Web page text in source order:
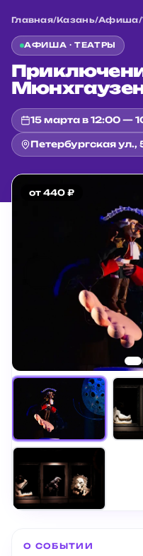
Главная/Казань/Афиша/
АФИША ·ТЕАТРЫ
15 марта в 12:00 —
Петербургская ул.,
Приключения Барона
от 440 ₽
О СОБЫТИИ